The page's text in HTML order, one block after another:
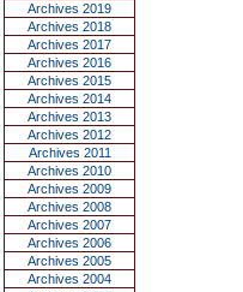
Archives 2019
Archives 2018
Archives 2017
Archives 2016
Archives 2015
Archives 2014
Archives 2013
Archives 2012
Archives 2011
Archives 2010
Archives 2009
Archives 2008
Archives 2007
Archives 2006
Archives 2005
Archives 2004